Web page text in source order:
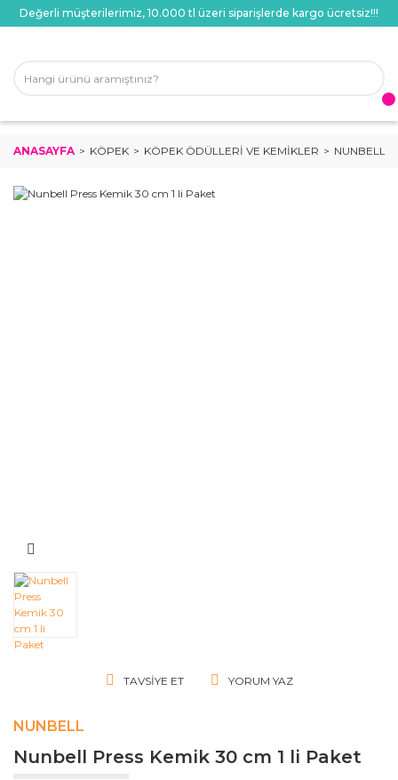
Değerli müşterilerimiz, 10.000 tl üzeri siparişlerde kargo ücretsiz!!!
ANASAYFA KÖPEK KÖPEK ÖDÜLLERI VE KEMIKLER NUNBELL
TAVSIYE ET YORUM YAZ
NUNBELL
Nunbell Press Kemik 30 cm 1 li Paket